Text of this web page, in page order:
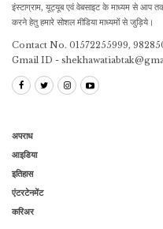
इंस्टाग्राम, यूट्यूब एवं वेबसाइट के माध्यम से
करने हेतु हमारे सोशल मीडिया माध्यमों से जुड़िये।
Contact No. 01572255999,
Gmail ID -
अपराध
आइडिया
इतिहास
एंटरटेनमेंट
करिअर